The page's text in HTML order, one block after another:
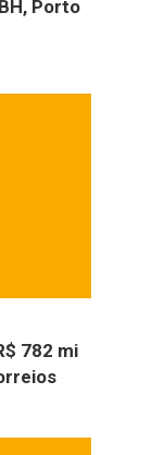
Porto
782 mi